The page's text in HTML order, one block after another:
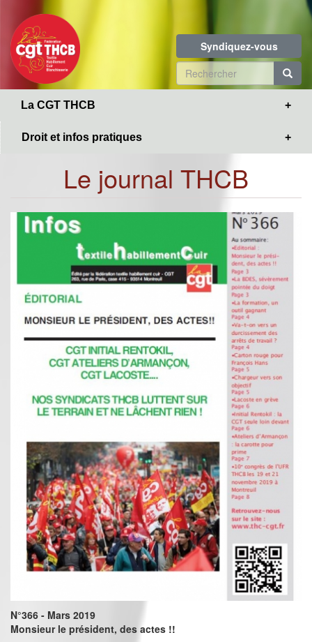
contenu
principal
Syndiquez-vous
Formulaire
de
La CGT THCB
Droit et infos pratiques
Le journal THCB
N°366 - Mars 2019
Monsieur le président, des actes !!